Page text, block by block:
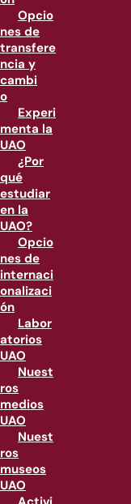
Opcio
nes de
transfere
ncia y
cambi
o
Experi
menta la
UAO
¿Por
qué
estudiar
en la
UAO?
Opcio
nes de
internaci
onalizaci
ón
Labor
atorios
UAO
Nuest
ros
medios
UAO
Nuest
ros
museos
UAO